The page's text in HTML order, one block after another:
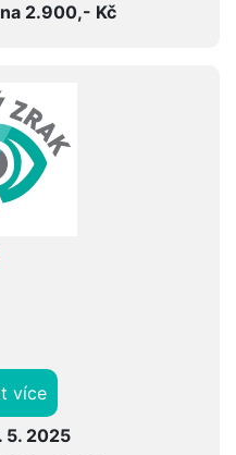
2.900,- Kč
více
5. 2025